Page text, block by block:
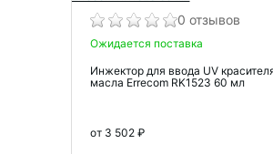
0 отзывов
Ожидается поставка
Инжектор для ввода UV
масла Errecom RK1523 60 мл
от 3 502 ₽